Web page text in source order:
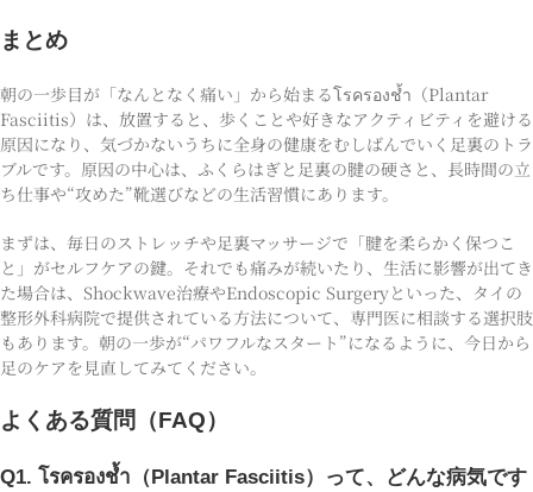
まとめ
朝の一歩目が「なんとなく痛い」から始まるโรครองช้ำ（Plantar
Fasciitis）は、放置すると、歩くことや好きなアクティビティを避ける
原因になり、気づかないうちに全身の健康をむしばんでいく足裏のトラ
ブルです。原因の中心は、ふくらはぎと足裏の腱の硬さと、長時間の立
ち仕事や“攻めた”靴選びなどの生活習慣にあります。
まずは、毎日のストレッチや足裏マッサージで「腱を柔らかく保つこ
と」がセルフケアの鍵。それでも痛みが続いたり、生活に影響が出てき
た場合は、Shockwave治療やEndoscopic Surgeryといった、タイの
整形外科病院で提供されている方法について、専門医に相談する選択肢
もあります。朝の一歩が“パワフルなスタート”になるように、今日から
足のケアを見直してみてください。
よくある質問（FAQ）
Q1. โรครองช้ำ（Plantar Fasciitis）って、どんな病気です